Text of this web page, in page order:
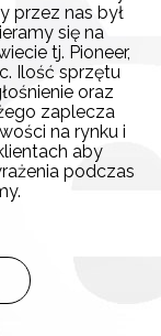
przez nas był
się na
tj. Pioneer,
Ilość sprzętu
oraz
zaplecza
na rynku i
aby
podczas